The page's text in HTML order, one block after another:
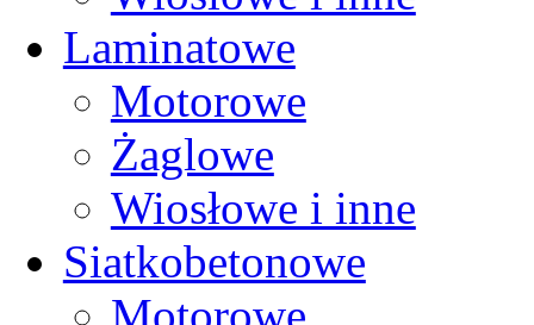
Laminatowe
Motorowe
Żaglowe
Wiosłowe i inne
Siatkobetonowe
Motorowe